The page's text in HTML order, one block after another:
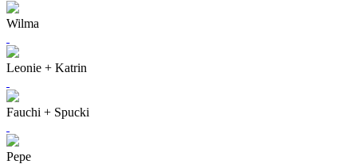
Wilma
Leonie + Katrin
Fauchi + Spucki
Pepe